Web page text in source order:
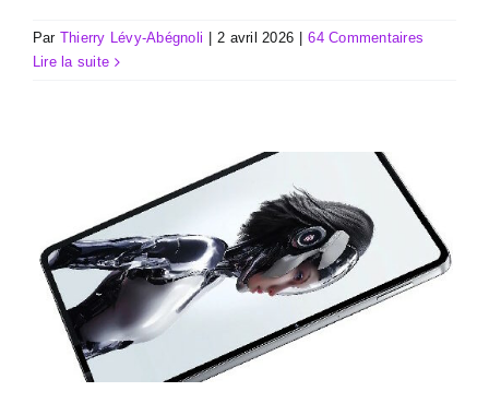
Par Thierry Lévy-Abégnoli 2 avril 2026
64 Commentaires
Lire la suite